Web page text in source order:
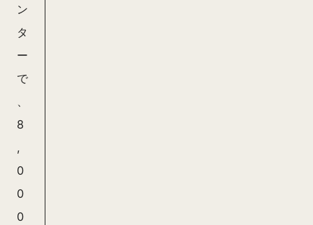
ン
タ
ー
で
、
8
,
0
0
0